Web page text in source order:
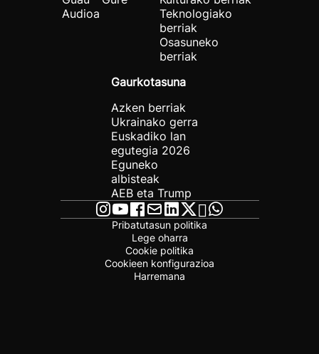
Audioa
Teknologiako
berriak
Osasuneko
berriak
Gaurkotasuna
Azken berriak
Ukrainako gerra
Euskadiko lan
egutegia 2026
Eguneko
albisteak
AEB eta Trump
Pribatutasun politika
Lege oharra
Cookie politika
Cookieen konfigurazioa
Harremana